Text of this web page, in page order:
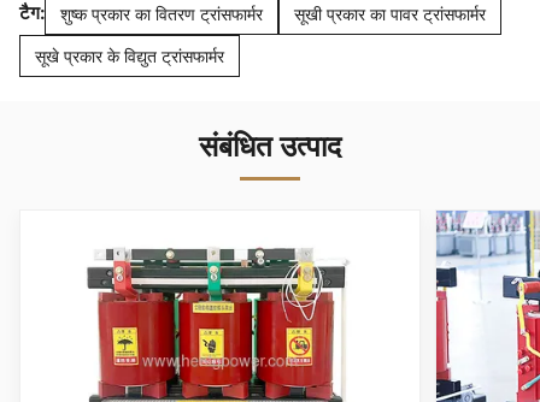
टैग: शुष्क प्रकार का वितरण ट्रांसफार्मर सूखी प्रकार का पावर ट्रांसफार्मर
सूखे प्रकार के विद्युत ट्रांसफार्मर
संबंधित उत्पाद